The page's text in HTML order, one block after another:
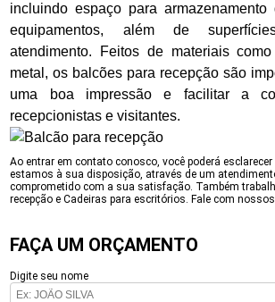
incluindo espaço para
equipamentos, além de
atendimento. Feitos de materiais
metal, os balcões para recepção são
uma boa impressão e facilitar a
recepcionistas e visitantes.
Ao entrar em contato conosco, você poderá
estamos à sua disposição, através de um
comprometido com a sua satisfação. Também
recepção e Cadeiras para escritórios. Fale com
FAÇA UM ORÇAMENTO
Digite seu nome